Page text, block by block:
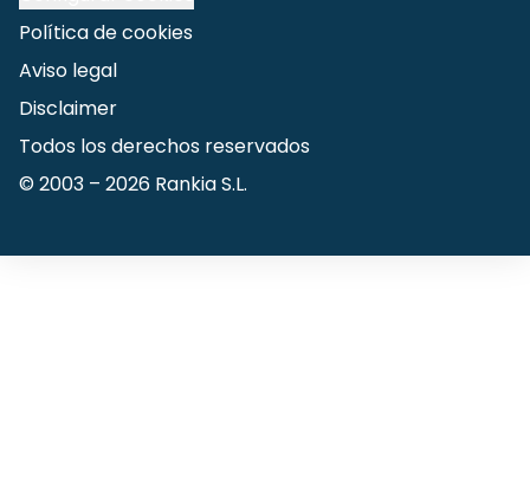
Política de cookies
Aviso legal
Disclaimer
Todos los derechos reservados
© 2003 – 2026 Rankia S.L.